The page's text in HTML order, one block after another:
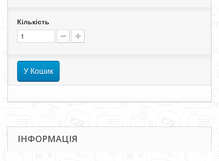
Кількість
У Кошик
ІНФОРМАЦІЯ